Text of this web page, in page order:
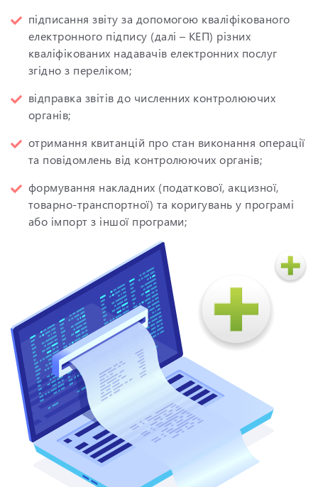
підписання звіту за допомогою кваліфікованого
електронного підпису (далі – КЕП) різних
кваліфікованих надавачів електронних послуг
згідно з переліком;
відправка звітів до численних контролюючих
органів;
отримання квитанцій про стан виконання операції
та повідомлень від контролюючих органів;
формування накладних (податкової, акцизної,
товарно-транспортної) та коригувань у програмі
або імпорт з іншої програми;